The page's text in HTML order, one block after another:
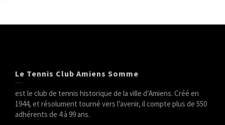
Le Tennis Club Amiens Somme
est le club de tennis historique de la ville d’Amiens. Créé en
1944, et résolument tourné vers l’avenir, il compte plus de 550
adhérents de 4 à 99 ans.